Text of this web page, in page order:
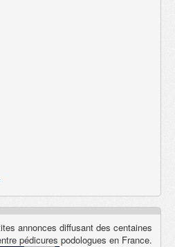
annonces diffusant des centaines
pédicures podologues en France.